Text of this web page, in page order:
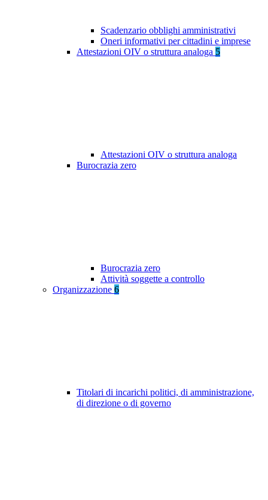
Scadenzario obblighi amministrativi
Oneri informativi per cittadini e imprese
Attestazioni OIV o struttura analoga 5
Attestazioni OIV o struttura analoga
Burocrazia zero
Burocrazia zero
Attività soggette a controllo
Organizzazione 6
Titolari di incarichi politici, di amministrazione,
di direzione o di governo